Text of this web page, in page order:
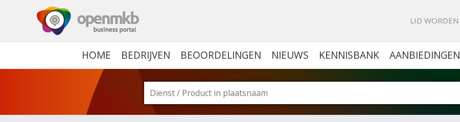
LID WORDEN
HOME BEDRIJVEN BEOORDELINGEN NIEUWS KENNISBANK AANBIEDINGEN